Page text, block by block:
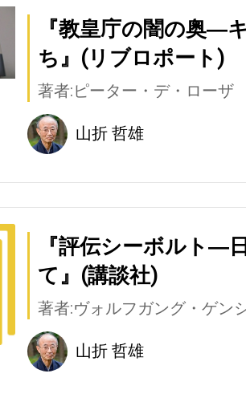
『教皇庁の闇の奥―
ち』(リブロポート)
著者:ピーター・デ・ローザ
山折 哲雄
『評伝シーボルト―
て』(講談社)
著者:ヴォルフガング・ゲン
山折 哲雄